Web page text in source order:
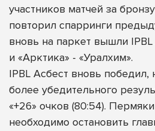
участников матчей за
повторил спарринги
вновь на паркет вышли IPBL
и «Арктика» - «Уралхим».
IPBL Асбест вновь
более убедительного
«+26» очков (80:54).
необходимо остановить